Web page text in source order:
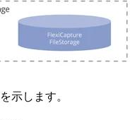
示します。